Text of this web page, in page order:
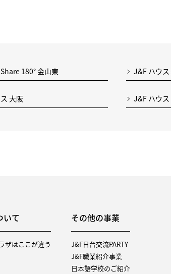
180° 金山東 J&F ハウス
大阪 J&F ハウ
いて
ザはここが違う
その他の事業
J&F日台交流PARTY
J&F職業紹介事業
日本語学校のご紹介